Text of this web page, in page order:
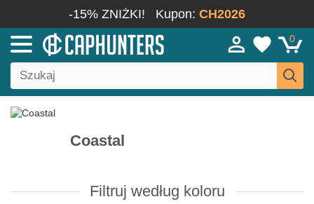
-15% ZNIŻKI! Kupon: CH2026
0
Coastal
Filtruj według koloru